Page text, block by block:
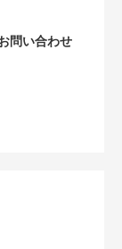
問い合わせ